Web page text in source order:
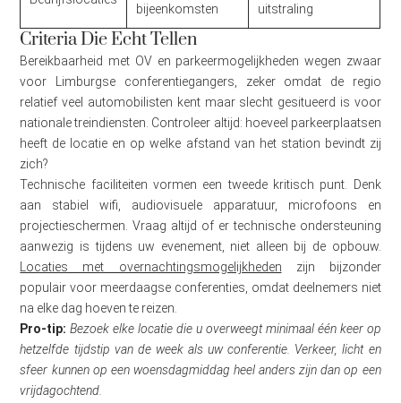
bijeenkomsten
uitstraling
Criteria Die Echt Tellen
Bereikbaarheid met OV en parkeermogelijkheden wegen zwaar
voor Limburgse conferentiegangers, zeker omdat de regio
relatief veel automobilisten kent maar slecht gesitueerd is voor
nationale treindiensten. Controleer altijd: hoeveel parkeerplaatsen
heeft de locatie en op welke afstand van het station bevindt zij
zich?
Technische faciliteiten vormen een tweede kritisch punt. Denk
aan stabiel wifi, audiovisuele apparatuur, microfoons en
projectieschermen. Vraag altijd of er technische ondersteuning
aanwezig is tijdens uw evenement, niet alleen bij de opbouw.
Locaties met overnachtingsmogelijkheden zijn bijzonder
populair voor meerdaagse conferenties, omdat deelnemers niet
na elke dag hoeven te reizen.
Pro-tip: Bezoek elke locatie die u overweegt minimaal één keer op
hetzelfde tijdstip van de week als uw conferentie. Verkeer, licht en
sfeer kunnen op een woensdagmiddag heel anders zijn dan op een
vrijdagochtend.